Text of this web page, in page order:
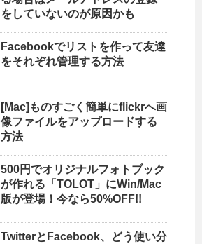
をしていないのが原因かも
Facebookでリストを作って友達
をそれぞれ管理する方法
[Mac]ものすごく簡単にflickrへ画
像ファイルをアップロードする
方法
500円でオリジナルフォトブック
が作れる「TOLOT」にWin/Mac
版が登場！今なら50%OFF!!
TwitterとFacebook、どう使い分